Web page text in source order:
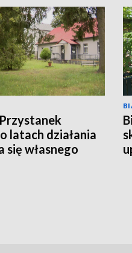
latach działania
się własnego